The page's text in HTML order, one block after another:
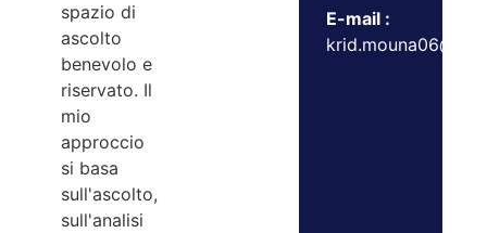
spazio di
ascolto
benevolo e
riservato. Il
mio
approccio
si basa
sull'ascolto,
sull'analisi
E-mail :